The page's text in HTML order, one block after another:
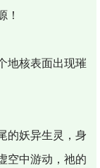
！
地核表面出现璀
的妖异生灵，身
空中游动，祂的